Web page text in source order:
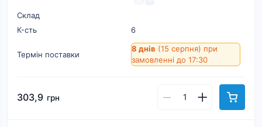
Склад
К-cть
6
Термін поставки
8 днів (15 серпня) при
замовленні до 17:30
303,9 грн